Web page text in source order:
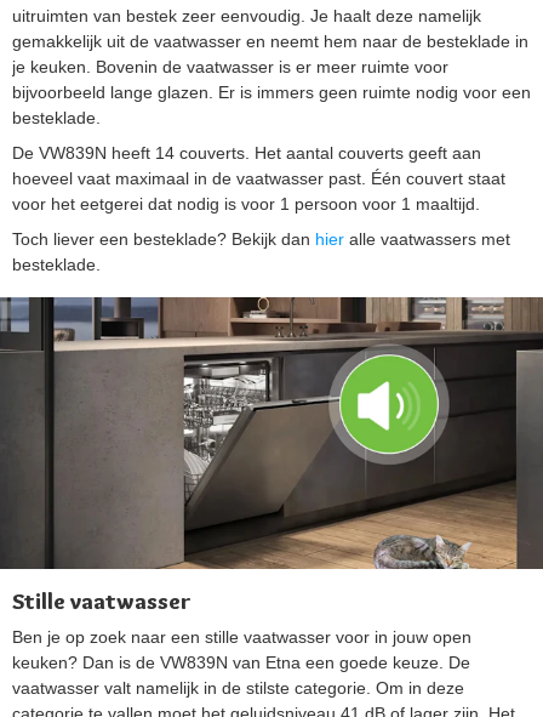
uitruimten van bestek zeer eenvoudig. Je haalt deze namelijk
gemakkelijk uit de vaatwasser en neemt hem naar de besteklade in
je keuken. Bovenin de vaatwasser is er meer ruimte voor
bijvoorbeeld lange glazen. Er is immers geen ruimte nodig voor een
besteklade.
De VW839N heeft 14 couverts. Het aantal couverts geeft aan
hoeveel vaat maximaal in de vaatwasser past. Één couvert staat
voor het eetgerei dat nodig is voor 1 persoon voor 1 maaltijd.
Toch liever een besteklade? Bekijk dan hier alle vaatwassers met
besteklade.
Stille vaatwasser
Ben je op zoek naar een stille vaatwasser voor in jouw open
keuken? Dan is de VW839N van Etna een goede keuze. De
vaatwasser valt namelijk in de stilste categorie. Om in deze
categorie te vallen moet het geluidsniveau 41 dB of lager zijn. Het